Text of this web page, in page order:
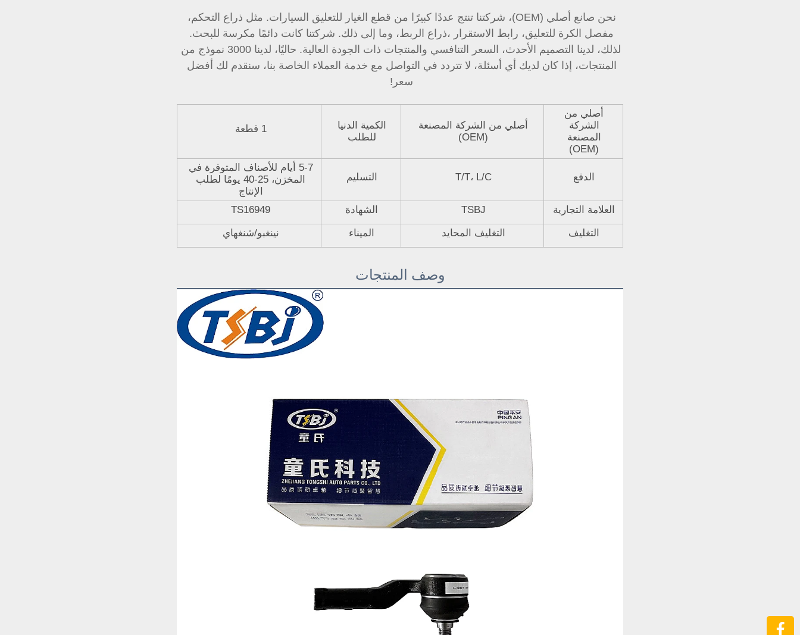
مفصل الكرة للتعليق، رابط الاستقرار
سعر!
أصلي من
الشركة
المصنعة
(OEM)
أصلي من الشركة المصنعة
(OEM)
الكمية الدنيا
للطلب
1 قطعة
الدفع T/T، L/C التسليم
5-7 أيام للأصناف المتوفرة في
المخزن، 25-40 يومًا لطلب
الإنتاج
العلامة التجارية
TSBJ الشهادة TS16949
التغليف التغليف المحايد الميناء نينغبو/شنغهاي
وصف المنتجات